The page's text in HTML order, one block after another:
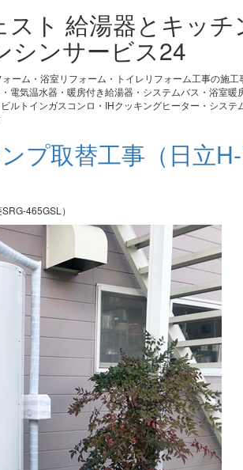
ト 給湯器とキッチ
シンサービス24
ーム・浴室リフォーム・トイレリフォーム工事の施
電気温水器・暖房付き給湯器・システムバス・浴室暖
ルトインガスコンロ・IHクッキングヒーター・システ
プ取替工事（日立